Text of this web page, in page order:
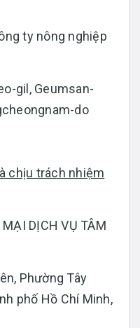
ty nông nghiệp
gil, Geumsan-
do
chịu trách nhiệm
DỊCH VỤ TÂM
Phường Tây
phố Hồ Chí Minh,